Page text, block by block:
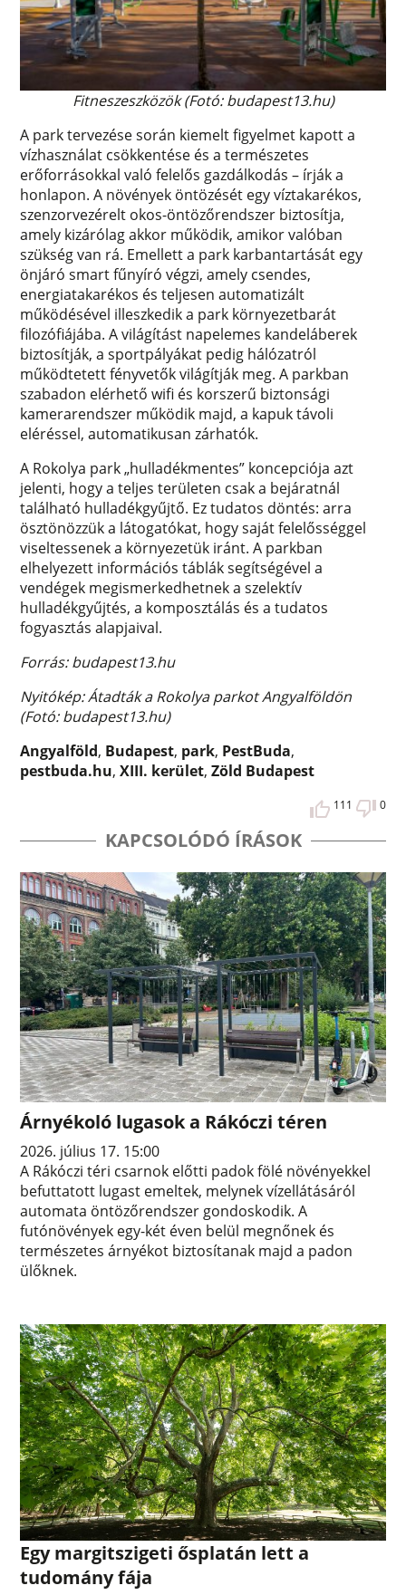
Fitneszeszközök (Fotó: budapest13.hu)
A park tervezése során kiemelt figyelmet kapott a
vízhasználat csökkentése és a természetes
erőforrásokkal való felelős gazdálkodás – írják a
honlapon. A növények öntözését egy víztakarékos,
szenzorvezérelt okos-öntözőrendszer biztosítja,
amely kizárólag akkor működik, amikor valóban
szükség van rá. Emellett a park karbantartását egy
önjáró smart fűnyíró végzi, amely csendes,
energiatakarékos és teljesen automatizált
működésével illeszkedik a park környezetbarát
filozófiájába. A világítást napelemes kandeláberek
biztosítják, a sportpályákat pedig hálózatról
működtetett fényvetők világítják meg. A parkban
szabadon elérhető wifi és korszerű biztonsági
kamerarendszer működik majd, a kapuk távoli
eléréssel, automatikusan zárhatók.
A Rokolya park „hulladékmentes” koncepciója azt
jelenti, hogy a teljes területen csak a bejáratnál
található hulladékgyűjtő. Ez tudatos döntés: arra
ösztönözzük a látogatókat, hogy saját felelősséggel
viseltessenek a környezetük iránt. A parkban
elhelyezett információs táblák segítségével a
vendégek megismerkedhetnek a szelektív
hulladékgyűjtés, a komposztálás és a tudatos
fogyasztás alapjaival.
Forrás: budapest13.hu
Nyitókép: Átadták a Rokolya parkot Angyalföldön
(Fotó: budapest13.hu)
Angyalföld, Budapest, park, PestBuda,
pestbuda.hu,XIII. kerület,Zöld Budapest
111 0
KAPCSOLÓDÓ ÍRÁSOK
Árnyékoló lugasok a Rákóczi téren
2026. július 17. 15:00
A Rákóczi téri csarnok előtti padok fölé növényekkel
befuttatott lugast emeltek, melynek vízellátásáról
automata öntözőrendszer gondoskodik. A
futónövények egy-két éven belül megnőnek és
természetes árnyékot biztosítanak majd a padon
ülőknek.
Egy margitszigeti ősplatán lett a
tudomány fája